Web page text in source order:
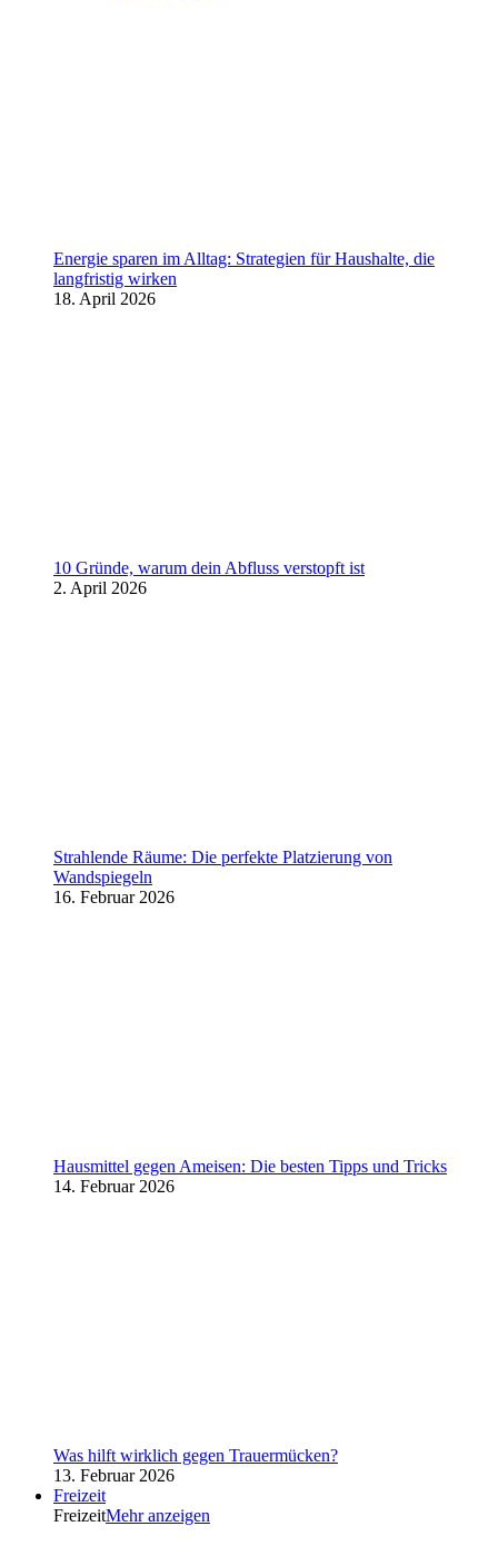
Energie sparen im Alltag: Strategien für Haushalte, die
langfristig wirken
18. April 2026
10 Gründe, warum dein Abfluss verstopft ist
2. April 2026
Strahlende Räume: Die perfekte Platzierung von
Wandspiegeln
16. Februar 2026
Hausmittel gegen Ameisen: Die besten Tipps und Tricks
14. Februar 2026
Was hilft wirklich gegen Trauermücken?
13. Februar 2026
Freizeit
FreizeitMehr anzeigen